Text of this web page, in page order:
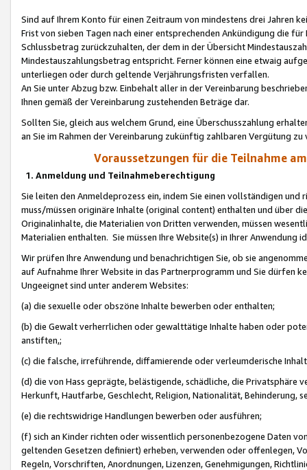
Sind auf Ihrem Konto für einen Zeitraum von mindestens drei Jahren
Frist von sieben Tagen nach einer entsprechenden Ankündigung die
Schlussbetrag zurückzuhalten, der dem in der Übersicht
Mindestauszahlungsbetrag entspricht. Ferner können eine etwaig
unterliegen oder durch geltende Verjährungsfristen verfallen.
An Sie unter Abzug bzw. Einbehalt aller in der Vereinbarung
Ihnen gemäß der Vereinbarung zustehenden Beträge dar.
Sollten Sie, gleich aus welchem Grund, eine Überschusszahlung
an Sie im Rahmen der Vereinbarung zukünftig zahlbaren Vergütung zu
Voraussetzungen für die Teilnahme
1. Anmeldung und Teilnahmeberechtigung
Sie leiten den Anmeldeprozess ein, indem Sie einen vollständigen
muss/müssen originäre Inhalte (original content) enthalten und über
Originalinhalte, die Materialien von Dritten verwenden, müssen
Materialien enthalten. Sie müssen Ihre Website(s) in Ihrer Anwendung
Wir prüfen Ihre Anwendung und benachrichtigen Sie, ob sie
auf Aufnahme Ihrer Website in das Partnerprogramm und Sie dürfen
Ungeeignet sind unter anderem Websites:
(a) die sexuelle oder obszöne Inhalte bewerben oder enthalten;
(b) die Gewalt verherrlichen oder gewalttätige Inhalte haben oder
anstiften,;
(c) die falsche, irreführende, diffamierende oder verleumderische
(d) die von Hass geprägte, belästigende, schädliche, die Privatsphäre
Herkunft, Hautfarbe, Geschlecht, Religion, Nationalität, Behinderung,
(e) die rechtswidrige Handlungen bewerben oder ausführen;
(f) sich an Kinder richten oder wissentlich personenbezogene Daten
geltenden Gesetzen definiert) erheben, verwenden oder offenlegen,
Regeln, Vorschriften, Anordnungen, Lizenzen, Genehmigungen,